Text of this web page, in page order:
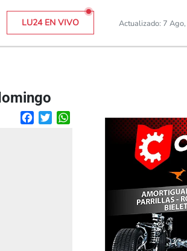
LU24 EN VIVO Actualizado: 7
FacebookTwitterWhatsApp